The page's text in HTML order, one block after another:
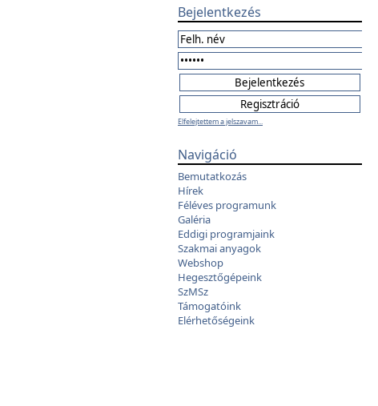
Bejelentkezés
Elfelejtettem a jelszavam...
Navigáció
Bemutatkozás
Hírek
Féléves programunk
Galéria
Eddigi programjaink
Szakmai anyagok
Webshop
Hegesztőgépeink
SzMSz
Támogatóink
Elérhetőségeink